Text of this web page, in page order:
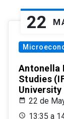
22
Antonella
Studies
University
22 de
13:35 a